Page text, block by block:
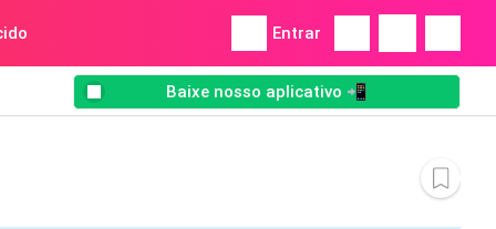
Entrar
Baixe nosso aplicativo 📲